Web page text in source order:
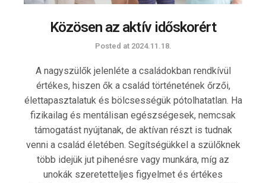
Közösen az aktív időskorért
Posted at 2024.11.18.
A nagyszülők jelenléte a családokban rendkívül
értékes, hiszen ők a család történetének őrzői,
élettapasztalatuk és bölcsességük pótolhatatlan. Ha
fizikailag és mentálisan egészségesek, nemcsak
támogatást nyújtanak, de aktívan részt is tudnak
venni a család életében. Segítségükkel a szülőknek
több idejük jut pihenésre vagy munkára, míg az
unokák szeretetteljes figyelmet és értékes